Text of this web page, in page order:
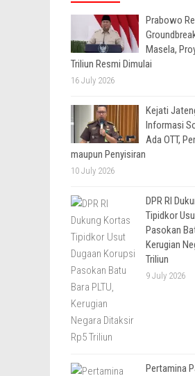
Prabowo
Masela,
Triliun Resmi Dimulai
16 July 2026
Kejati
Informasi
Ada OTT,
maupun Penyisiran
10 July 2026
DPR RI
Tipidkor
Pasokan
Kerugian
Triliun
9 July 2026
Pertamina